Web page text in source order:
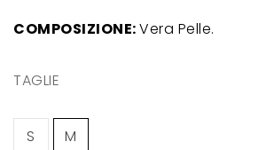
COMPOSIZIONE:Vera Pelle.
TAGLIE
S M